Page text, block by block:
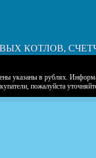
КОТЛОВ,
указаны в рублях.
пожалуйста